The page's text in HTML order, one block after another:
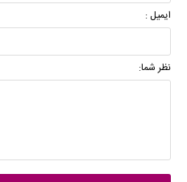
ایمیل :
نظر شما: